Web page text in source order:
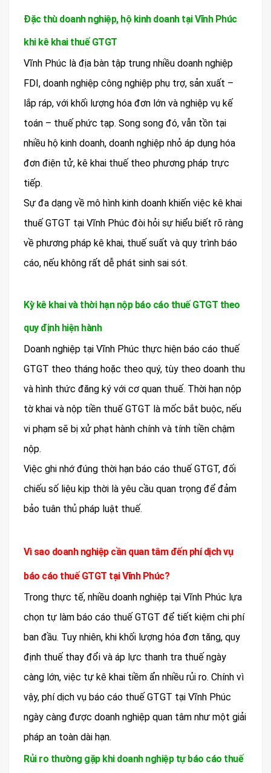
Đặc thù doanh nghiệp, hộ kinh doanh tại Vĩnh Phúc
khi kê khai thuế GTGT
Vĩnh Phúc là địa bàn tập trung nhiều doanh nghiệp
FDI, doanh nghiệp công nghiệp phụ trợ, sản xuất –
lắp ráp, với khối lượng hóa đơn lớn và nghiệp vụ kế
toán – thuế phức tạp. Song song đó, vẫn tồn tại
nhiều hộ kinh doanh, doanh nghiệp nhỏ áp dụng hóa
đơn điện tử, kê khai thuế theo phương pháp trực
tiếp.
Sự đa dạng về mô hình kinh doanh khiến việc kê khai
thuế GTGT tại Vĩnh Phúc đòi hỏi sự hiểu biết rõ ràng
về phương pháp kê khai, thuế suất và quy trình báo
cáo, nếu không rất dễ phát sinh sai sót.
Kỳ kê khai và thời hạn nộp báo cáo thuế GTGT theo
quy định hiện hành
Doanh nghiệp tại Vĩnh Phúc thực hiện báo cáo thuế
GTGT theo tháng hoặc theo quý, tùy theo doanh thu
và hình thức đăng ký với cơ quan thuế. Thời hạn nộp
tờ khai và nộp tiền thuế GTGT là mốc bắt buộc, nếu
vi phạm sẽ bị xử phạt hành chính và tính tiền chậm
nộp.
Việc ghi nhớ đúng thời hạn báo cáo thuế GTGT, đối
chiếu số liệu kịp thời là yêu cầu quan trọng để đảm
bảo tuân thủ pháp luật thuế.
Vì sao doanh nghiệp cần quan tâm đến phí dịch vụ
báo cáo thuế GTGT tại Vĩnh Phúc?
Trong thực tế, nhiều doanh nghiệp tại Vĩnh Phúc lựa
chọn tự làm báo cáo thuế GTGT để tiết kiệm chi phí
ban đầu. Tuy nhiên, khi khối lượng hóa đơn tăng, quy
định thuế thay đổi và áp lực thanh tra thuế ngày
càng lớn, việc tự kê khai tiềm ẩn nhiều rủi ro. Chính vì
vậy, phí dịch vụ báo cáo thuế GTGT tại Vĩnh Phúc
ngày càng được doanh nghiệp quan tâm như một giải
pháp an toàn dài hạn.
Rủi ro thường gặp khi doanh nghiệp tự báo cáo thuế